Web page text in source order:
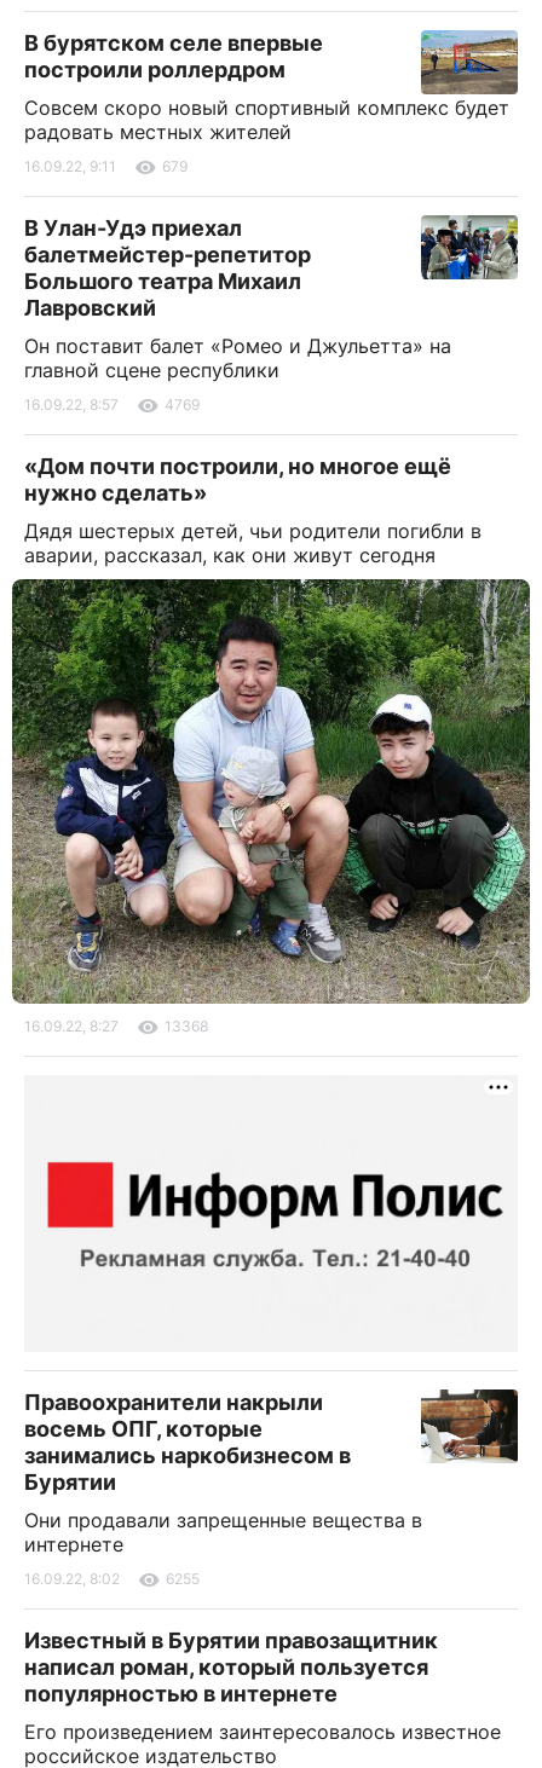
В бурятском селе впервые
построили роллердром
Совсем скоро новый спортивный комплекс будет
радовать местных жителей
16.09.22, 9:11 679
В Улан-Удэ приехал
балетмейстер-репетитор
Большого театра Михаил
Лавровский
Он поставит балет «Ромео и Джульетта» на
главной сцене республики
16.09.22, 8:57 4769
«Дом почти построили, но многое ещё
нужно сделать»
Дядя шестерых детей, чьи родители погибли в
аварии, рассказал, как они живут сегодня
16.09.22, 8:27 13368
Правоохранители накрыли
восемь ОПГ, которые
занимались наркобизнесом в
Бурятии
Они продавали запрещенные вещества в
интернете
16.09.22, 8:02 6255
Известный в Бурятии правозащитник
написал роман, который пользуется
популярностью в интернете
Его произведением заинтересовалось известное
российское издательство